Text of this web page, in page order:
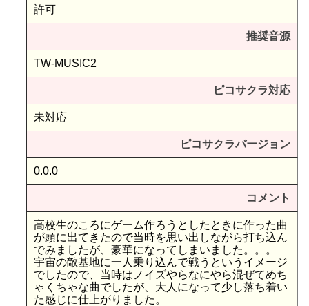
許可
推奨音源
TW-MUSIC2
ピコサクラ対応
未対応
ピコサクラバージョン
0.0.0
コメント
高校生のころにゲーム作ろうとしたときに作った曲
が頭に出てきたので当時を思い出しながら打ち込ん
でみましたが、豪華になってしまいました。。。
宇宙の敵基地に一人乗り込んで戦うというイメージ
でしたので、当時はノイズやらなにやら混ぜてめち
ゃくちゃな曲でしたが、大人になって少し落ち着い
た感じに仕上がりました。